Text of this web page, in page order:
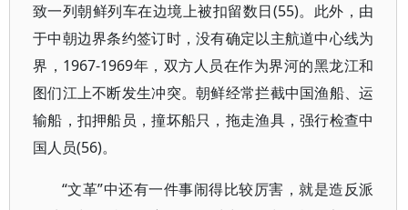
致一列朝鲜列车在边境上被扣留数日(55)。此外，由
于中朝边界条约签订时，没有确定以主航道中心线为
界，1967-1969年，双方人员在作为界河的黑龙江和
图们江上不断发生冲突。朝鲜经常拦截中国渔船、运
输船，扣押船员，撞坏船只，拖走渔具，强行检查中
国人员(56)。
“文革”中还有一件事闹得比较厉害，就是造反派